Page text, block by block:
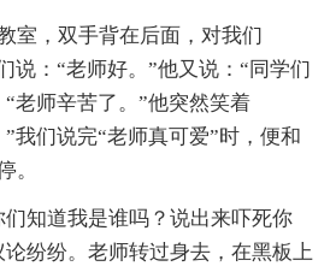
室，双手背在后面，对我们
说：“老师好。”他又说：“同学们
老师辛苦了。”他突然笑着
我们说完“老师真可爱”时，便和
。
们知道我是谁吗？说出来吓死你
纷纷。老师转过身去，在黑板上